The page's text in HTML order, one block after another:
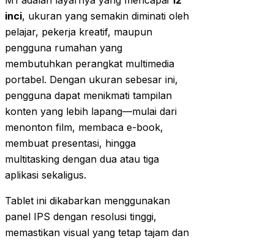
inci, ukuran yang semakin diminati oleh
pelajar, pekerja kreatif, maupun
pengguna rumahan yang
membutuhkan perangkat multimedia
portabel. Dengan ukuran sebesar ini,
pengguna dapat menikmati tampilan
konten yang lebih lapang—mulai dari
menonton film, membaca e-book,
membuat presentasi, hingga
multitasking dengan dua atau tiga
aplikasi sekaligus.
Tablet ini dikabarkan menggunakan
panel IPS dengan resolusi tinggi,
memastikan visual yang tetap tajam dan